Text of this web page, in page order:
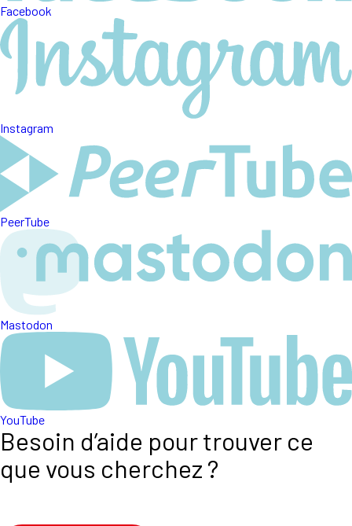
Facebook
Instagram
PeerTube
Mastodon
YouTube
Besoin d’aide pour trouver ce
que vous cherchez ?